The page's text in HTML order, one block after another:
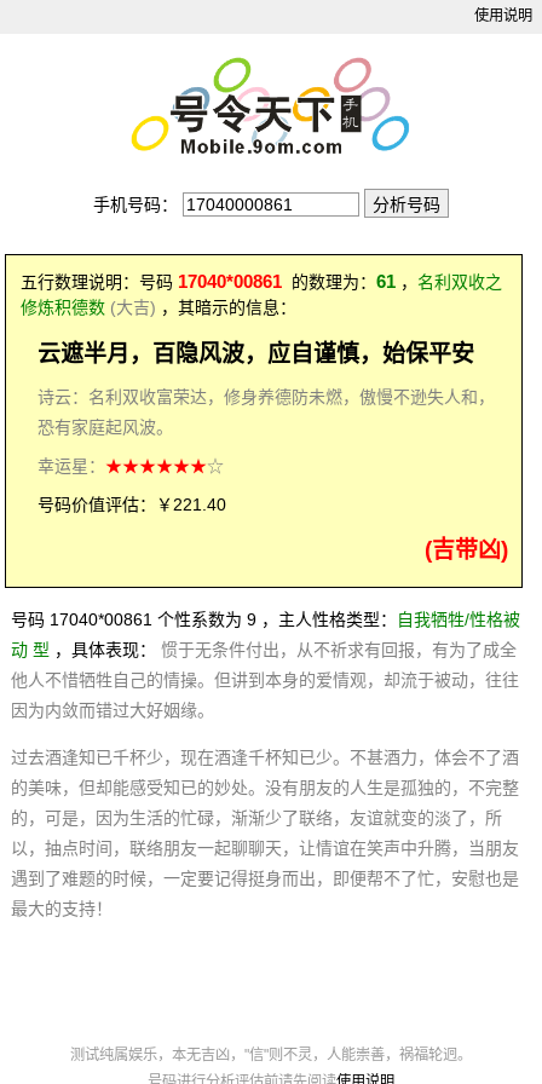
使用说明
手机号码：
五行数理说明：号码 17040*00861的数理为： 61， 名利双收之
修炼积德数 (大吉) ，其暗示的信息：
云遮半月，百隐风波，应自谨慎，始保平安
诗云：名利双收富荣达，修身养德防未燃，傲慢不逊失人和，
恐有家庭起风波。
幸运星： ★★★★★★☆
号码价值评估：￥221.40
(吉带凶)
号码 17040*00861 个性系数为 9 ，主人性格类型：
自我牺牲/性格被
动 型 ，具体表现： 惯于无条件付出，从不祈求有回报，有为了成全
他人不惜牺牲自己的情操。但讲到本身的爱情观，却流于被动，往往
因为内敛而错过大好姻缘。
过去酒逢知已千杯少，现在酒逢千杯知已少。不甚酒力，体会不了酒
的美味，但却能感受知已的妙处。没有朋友的人生是孤独的，不完整
的，可是，因为生活的忙碌，渐渐少了联络，友谊就变的淡了，所
以，抽点时间，联络朋友一起聊聊天，让情谊在笑声中升腾，当朋友
遇到了难题的时候，一定要记得挺身而出，即便帮不了忙，安慰也是
最大的支持！
测试纯属娱乐，本无吉凶，"信"则不灵，人能崇善，祸福轮迥。